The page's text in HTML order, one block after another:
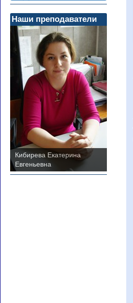
Наши преподаватели
Кибирева Екатерина
Евгеньевна